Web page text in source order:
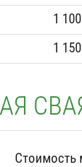
1
1
Стоимость